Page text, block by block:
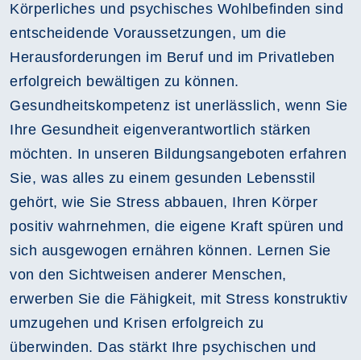
Körperliches und psychisches Wohlbefinden sind
entscheidende Voraussetzungen, um die
Herausforderungen im Beruf und im Privatleben
erfolgreich bewältigen zu können.
Gesundheitskompetenz ist unerlässlich, wenn Sie
Ihre Gesundheit eigenverantwortlich stärken
möchten. In unseren Bildungsangeboten erfahren
Sie, was alles zu einem gesunden Lebensstil
gehört, wie Sie Stress abbauen, Ihren Körper
positiv wahrnehmen, die eigene Kraft spüren und
sich ausgewogen ernähren können. Lernen Sie
von den Sichtweisen anderer Menschen,
erwerben Sie die Fähigkeit, mit Stress konstruktiv
umzugehen und Krisen erfolgreich zu
überwinden. Das stärkt Ihre psychischen und